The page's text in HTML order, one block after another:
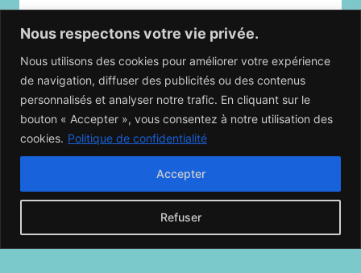
Nous respectons votre vie privée.
Nous utilisons des cookies pour améliorer votre expérience
de navigation, diffuser des publicités ou des contenus
personnalisés et analyser notre trafic. En cliquant sur le
bouton « Accepter », vous consentez à notre utilisation des
cookies. Politique de confidentialité
Refuser
Accepter
INCONTOURNABLES
VOIR
RIO
DE
JANEIRO
EN
TANT
QUE
Page
navigation
Page